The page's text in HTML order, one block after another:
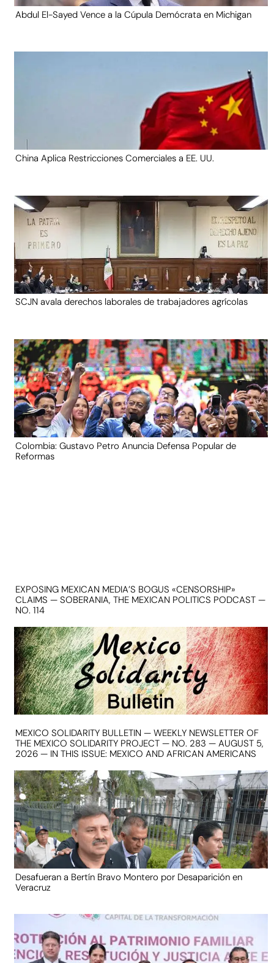
Abdul El-Sayed Vence a la Cúpula Demócrata en Michigan
China Aplica Restricciones Comerciales a EE. UU.
SCJN avala derechos laborales de trabajadores agrícolas
Colombia: Gustavo Petro Anuncia Defensa Popular de
Reformas
EXPOSING MEXICAN MEDIA’S BOGUS «CENSORSHIP»
CLAIMS — SOBERANIA, THE MEXICAN POLITICS PODCAST —
NO. 114
MEXICO SOLIDARITY BULLETIN — WEEKLY NEWSLETTER OF
THE MEXICO SOLIDARITY PROJECT — NO. 283 — AUGUST 5,
2026 — IN THIS ISSUE: MEXICO AND AFRICAN AMERICANS
Desafueran a Bertín Bravo Montero por Desaparición en
Veracruz